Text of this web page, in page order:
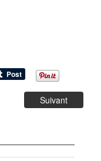
Suivant